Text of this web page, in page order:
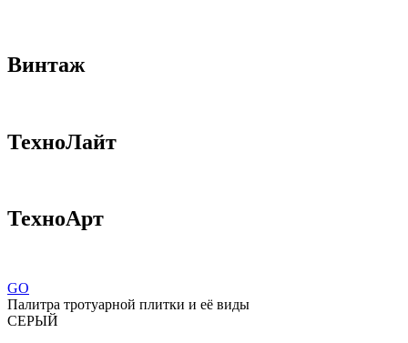
Винтаж
ТехноЛайт
ТехноАрт
GO
Палитра тротуарной плитки и её виды
СЕРЫЙ